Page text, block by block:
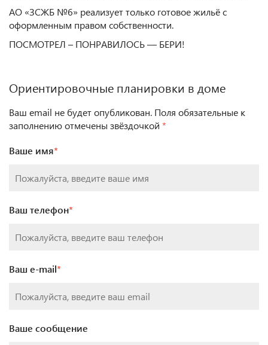
АО «ЗСЖБ №6» реализует только готовое жильё с
оформленным правом собственности.
ПОСМОТРЕЛ – ПОНРАВИЛОСЬ — БЕРИ!
Ориентировочные планировки в доме
Ваш email не будет опубликован. Поля обязательные к
заполнению отмечены звёздочкой *
Ваше имя*
Ваш телефон*
Ваш e-mail*
Ваше сообщение